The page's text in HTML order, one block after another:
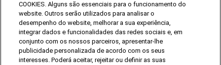
COOKIES. Alguns são essenciais para o funcionamento do
website. Outros serão utilizados para analisar o
desempenho do website, melhorar a sua experiência,
integrar dados e funcionalidades das redes sociais e, em
conjunto com os nossos parceiros, apresentar-lhe
publicidade personalizada de acordo com os seus
interesses. Poderá aceitar, rejeitar ou definir as suas